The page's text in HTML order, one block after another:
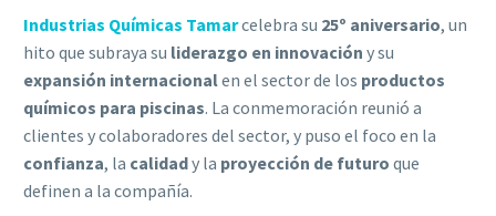
Industrias Químicas Tamarcelebra su 25º aniversario, un
hito que subraya su liderazgo en innovación y su
expansión internacionalen el sector de los productos
químicos para piscinas. La conmemoración reunió a
clientes y colaboradores del sector, y puso el foco en la
confianza, la calidady la proyección de futuro que
definen a la compañía.